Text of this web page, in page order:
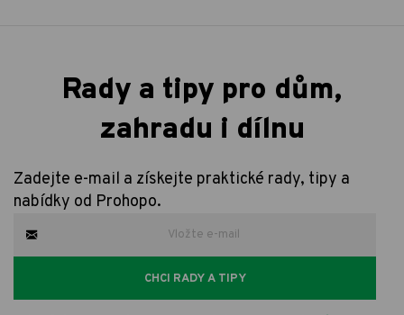
Rady a tipy pro dům,
zahradu i dílnu
Zadejte e-mail a získejte praktické rady, tipy a
nabídky od Prohopo.
CHCI RADY A TIPY